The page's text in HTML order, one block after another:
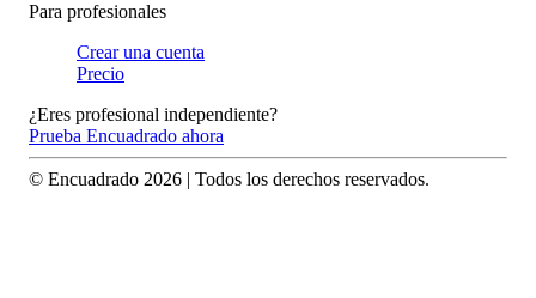
Para profesionales
Crear una cuenta
Precio
¿Eres profesional independiente?
Prueba Encuadrado ahora
© Encuadrado 2026 | Todos los derechos reservados.